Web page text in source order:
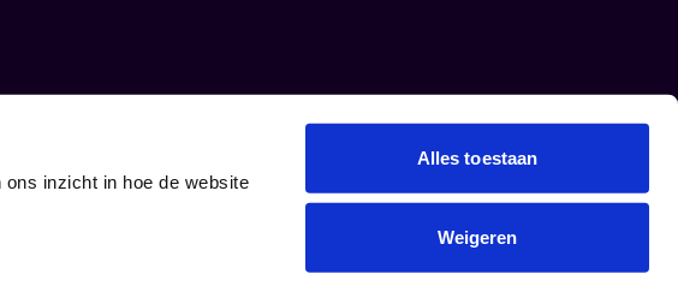
inzicht in hoe de website
Alles toestaan
Weigeren